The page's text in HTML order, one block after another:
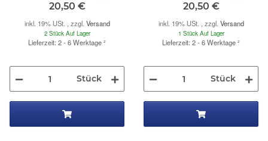
20,50 €
inkl. 19% USt. , zzgl. Versand
2 Stück Auf Lager
Lieferzeit: 2 - 6 Werktage²
Stück
20,50 €
inkl. 19% USt. , zzgl. Versand
1 Stück Auf Lager
Lieferzeit: 2 - 6 Werktage²
Stück